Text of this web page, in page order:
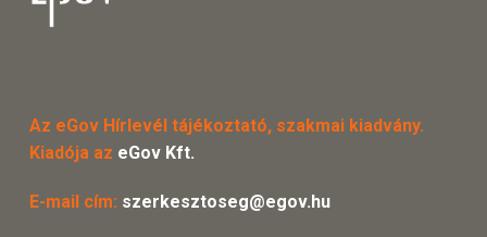
Az eGov Hírlevél tájékoztató, szakmai kiadvány.
Kiadója az eGov Kft.
E-mail cím: szerkesztoseg@egov.hu